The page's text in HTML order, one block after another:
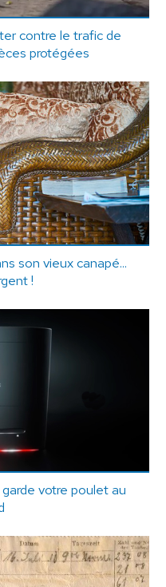
contre le trafic de
protégées
son vieux canapé...
!
votre poulet au